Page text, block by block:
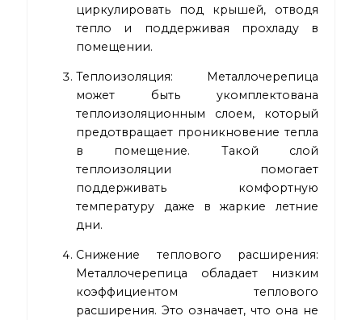
циркулировать под крышей, отводя
тепло и поддерживая прохладу в
помещении.
Теплоизоляция: Металлочерепица
может быть укомплектована
теплоизоляционным слоем, который
предотвращает проникновение тепла
в помещение. Такой слой
теплоизоляции помогает
поддерживать комфортную
температуру даже в жаркие летние
дни.
Снижение теплового расширения:
Металлочерепица обладает низким
коэффициентом теплового
расширения. Это означает, что она не